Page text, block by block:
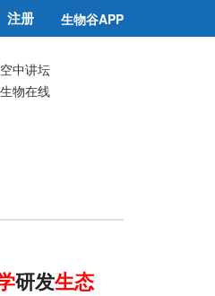
注册 生物谷APP
空中讲坛
生物在线
研发生态